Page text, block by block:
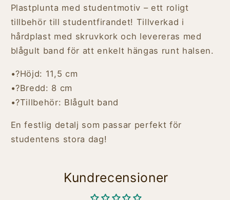
Plastplunta med studentmotiv – ett roligt
tillbehör till studentfirandet! Tillverkad i
hårdplast med skruvkork och levereras med
blågult band för att enkelt hängas runt halsen.
•?Höjd: 11,5 cm
•?Bredd: 8 cm
•?Tillbehör: Blågult band
En festlig detalj som passar perfekt för
studentens stora dag!
Kundrecensioner